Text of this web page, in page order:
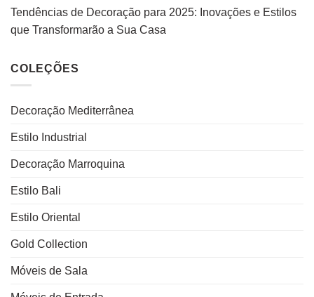
Tendências de Decoração para 2025: Inovações e Estilos
que Transformarão a Sua Casa
COLEÇÕES
Decoração Mediterrânea
Estilo Industrial
Decoração Marroquina
Estilo Bali
Estilo Oriental
Gold Collection
Móveis de Sala